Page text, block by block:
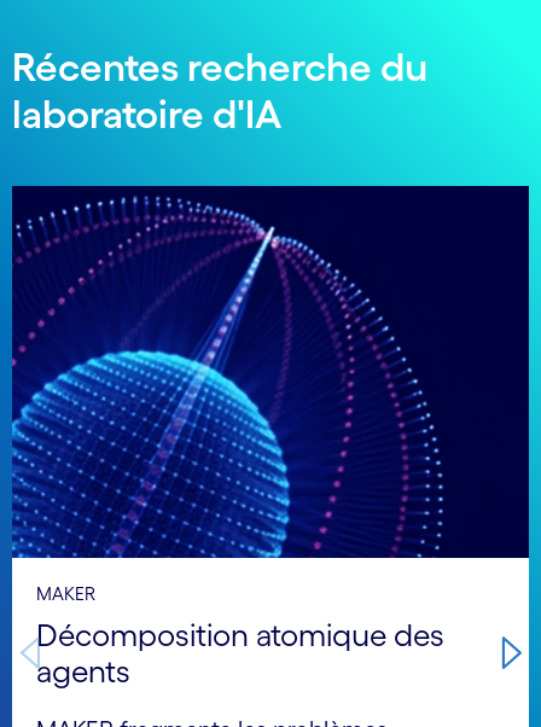
Récentes recherche du
laboratoire d'IA
Carousel starts
MAKER
Décomposition atomique des
agents